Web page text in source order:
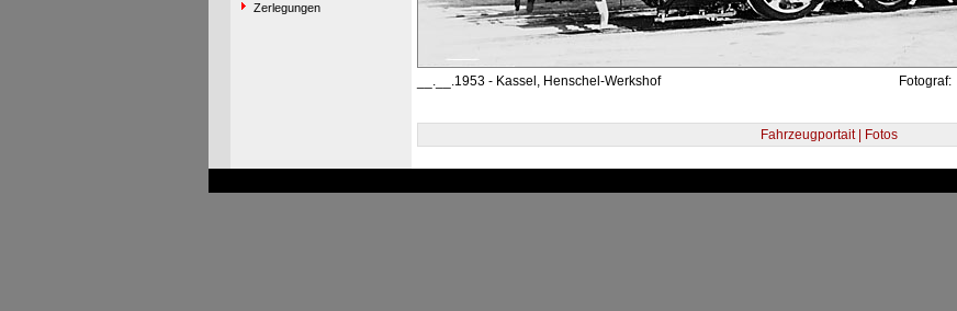
Zerlegungen
__.__.1953 - Kassel, Henschel-Werkshof Fotograf:
Fahrzeugportait | Fotos